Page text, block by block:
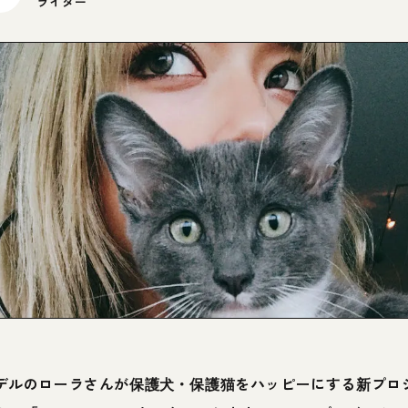
ルのローラさんが保護犬・保護猫をハッピーにする新プロ